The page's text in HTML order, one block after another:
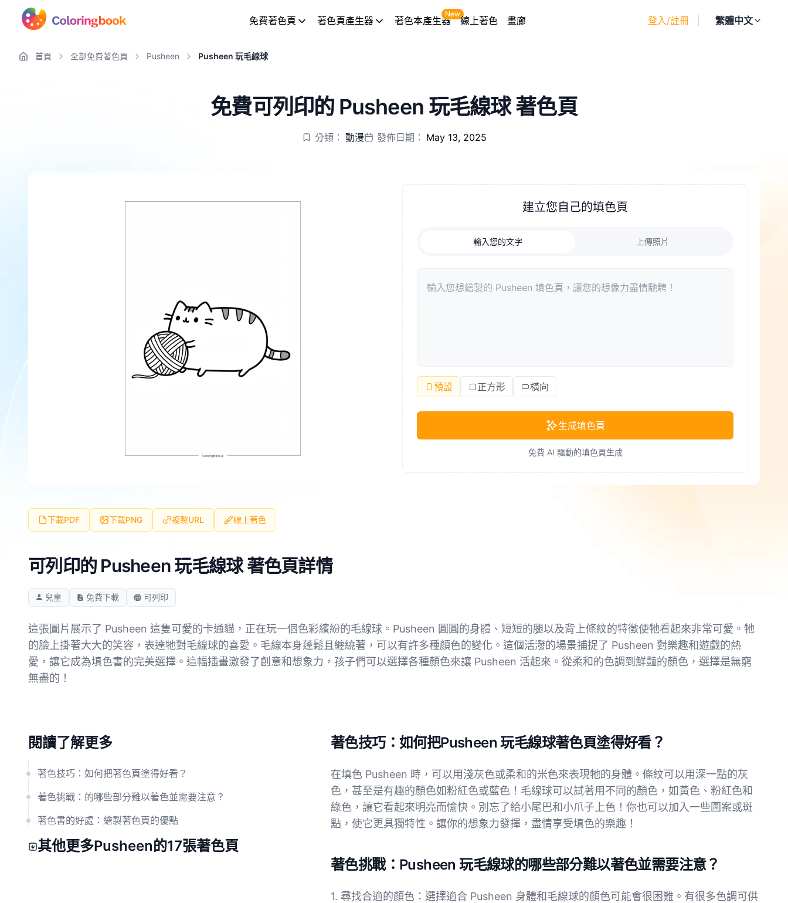
登入/註冊 繁體中文
免費著色頁 著色頁產生器 著色本產生器
New
線上著色 畫廊
首頁 全部免費著色頁 Pusheen Pusheen 玩毛線球
免費可列印的 Pusheen 玩毛線球 著色頁
分類： 動漫 發佈日期： May 13, 2025
建立您自己的填色頁
輸入您的文字 上傳照片
預設 正方形 橫向
生成填色頁
免費 AI 驅動的填色頁生成
下載PDF 下載PNG 複製URL 線上著色
可列印的 Pusheen 玩毛線球 著色頁詳情
兒童 免費下載 可列印
這張圖片展示了 Pusheen 這隻可愛的卡通貓，正在玩一個色彩繽紛的毛線球。Pusheen 圓圓的身體、短短的腿以及背上條紋的特徵使牠看起來非常可愛。牠
的臉上掛著大大的笑容，表達牠對毛線球的喜愛。毛線本身蓬鬆且纏繞著，可以有許多種顏色的變化。這個活潑的場景捕捉了 Pusheen 對樂趣和遊戲的熱
愛，讓它成為填色書的完美選擇。這幅插畫激發了創意和想象力，孩子們可以選擇各種顏色來讓 Pusheen 活起來。從柔和的色調到鮮豔的顏色，選擇是無窮
無盡的！
閱讀了解更多
著色技巧：如何把著色頁塗得好看？
著色挑戰：的哪些部分難以著色並需要注意？
著色書的好處：繪製著色頁的優點
其他更多Pusheen的17張著色頁
著色技巧：如何把Pusheen 玩毛線球著色頁塗得好看？
在填色 Pusheen 時，可以用淺灰色或柔和的米色來表現牠的身體。條紋可以用深一點的灰
色，甚至是有趣的顏色如粉紅色或藍色！毛線球可以試著用不同的顏色，如黃色、粉紅色和
綠色，讓它看起來明亮而愉快。別忘了給小尾巴和小爪子上色！你也可以加入一些圖案或斑
點，使它更具獨特性。讓你的想象力發揮，盡情享受填色的樂趣！
著色挑戰：Pusheen 玩毛線球的哪些部分難以著色並需要注意？
1. 尋找合適的顏色：選擇適合 Pusheen 身體和毛線球的顏色可能會很困難。有很多色調可供